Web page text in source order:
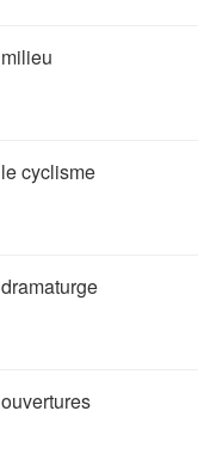
milieu
le cyclisme
dramaturge
ouvertures